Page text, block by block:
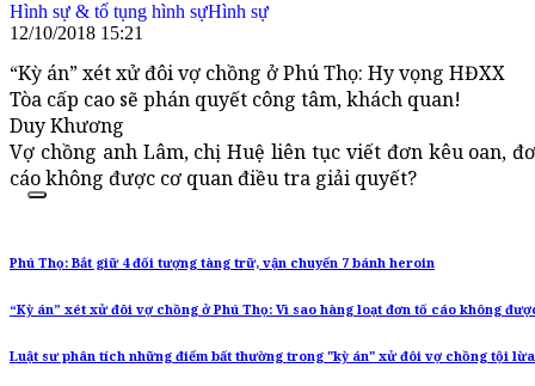
Hình sự & tố tụng hình sựHình sự
12/10/2018 15:21
“Kỳ án” xét xử đôi vợ chồng ở Phú Thọ: Hy vọng HĐXX
Tòa cấp cao sẽ phán quyết công tâm, khách quan!
Duy Khương
Vợ chồng anh Lâm, chị Huệ liên tục viết đơn kêu oan,
cáo không được cơ quan điều tra giải quyết?
Phú Thọ: Bắt giữ 4 đối tượng tàng trữ, vận chuyển 7 bánh heroin
“Kỳ án” xét xử đôi vợ chồng ở Phú Thọ: Vì sao hàng loạt đơn tố cáo không
Luật sư phân tích những điểm bất thường trong "kỳ án" xử đôi vợ chồng tội lừa